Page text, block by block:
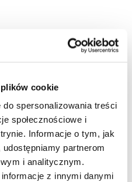
cookie
spersonalizowania treści
społecznościowe i
Informacje o tym, jak
partnerom
i analitycznym.
z innymi danymi